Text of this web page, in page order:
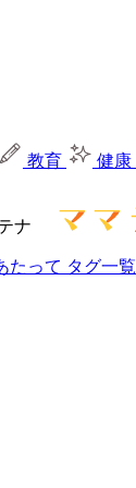
教育 健康
ナ
たって タグ一覧